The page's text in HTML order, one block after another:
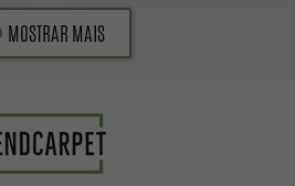
MOSTRAR MAIS